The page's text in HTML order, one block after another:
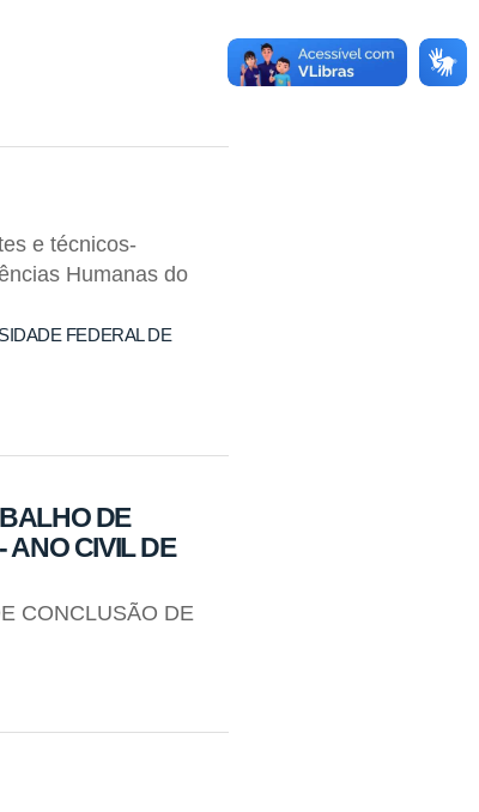
e técnicos-
Humanas do
FEDERAL DE
DE
ANO CIVIL DE
CONCLUSÃO DE